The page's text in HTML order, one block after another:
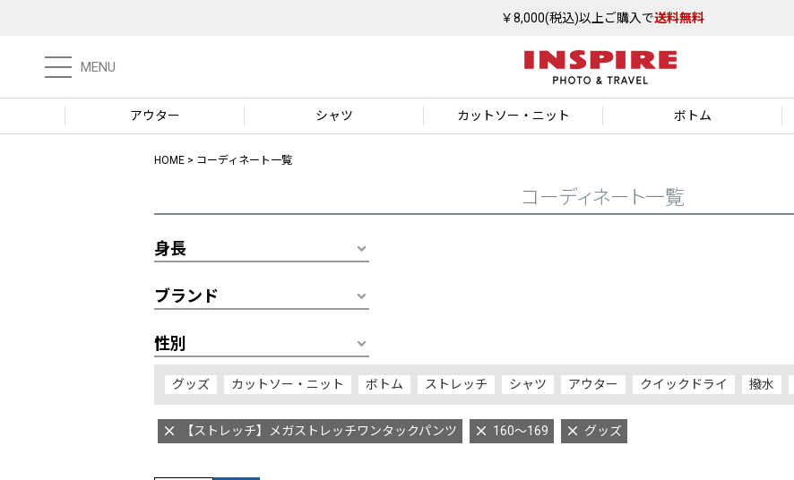
￥8,000(税込)以上ご購入で送料無料
MENU
アウター シャツ カットソー ・ニット ボトム
HOME コーディネート一覧
コーディネート一覧
身長
ブランド
性別
グッズ カットソー・ニット ボトム ストレッチ シャツ アウター クイックドライ 撥水
【ストレッチ】メガストレッチワンタックパンツ 160～169 グッズ